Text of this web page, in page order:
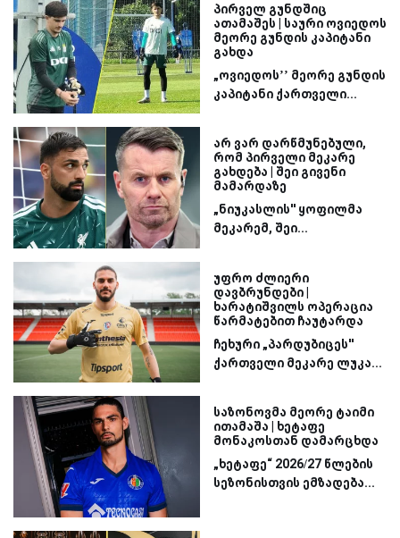
პირველ გუნდშიც
ათამაშეს | საური ოვიედოს
მეორე გუნდის კაპიტანი
გახდა
„ოვიედოს’’ მეორე გუნდის
კაპიტანი ქართველი...
არ ვარ დარწმუნებული,
რომ პირველი მეკარე
გახდება | შეი გივენი
მამარდაზე
„ნიუკასლის'' ყოფილმა
მეკარემ, შეი...
უფრო ძლიერი
დავბრუნდები |
ხარატიშვილს ოპერაცია
წარმატებით ჩაუტარდა
ჩეხური „პარდუბიცეს''
ქართველი მეკარე ლუკა...
საზონოვმა მეორე ტაიმი
ითამაშა | ხეტაფე
მონაკოსთან დამარცხდა
„ხეტაფე“ 2026/27 წლების
სეზონისთვის ემზადება...